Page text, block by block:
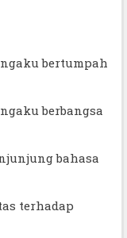
bertumpah
berbangsa
bahasa
terhadap